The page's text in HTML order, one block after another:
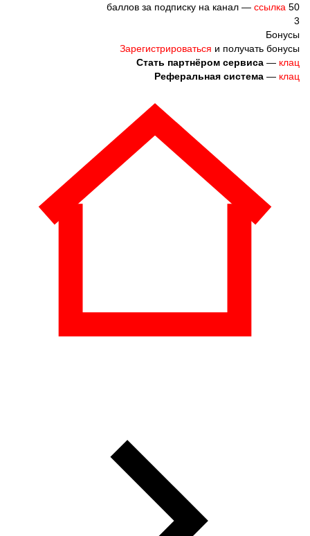
50 баллов за подписку на канал —
ссылка
3
Бонусы
Зарегистрироваться и получать бонусы
Стать партнёром сервиса — клац
Реферальная система — клац